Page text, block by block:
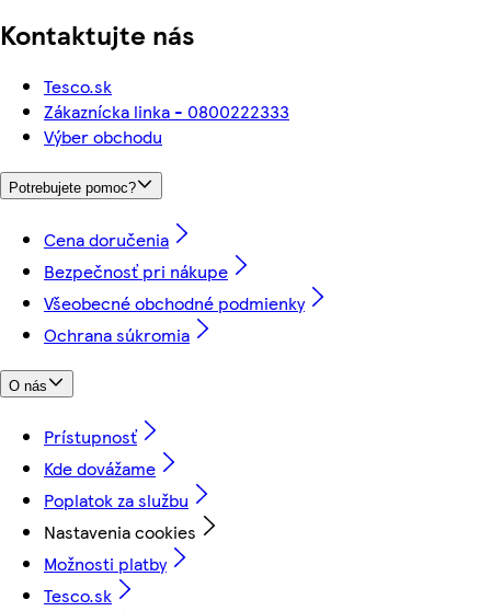
Kontaktujte nás
Tesco.sk
Zákaznícka linka - 0800222333
Výber obchodu
Potrebujete pomoc?
Cena doručenia
Bezpečnosť pri nákupe
Všeobecné obchodné podmienky
Ochrana súkromia
O nás
Prístupnosť
Kde dovážame
Poplatok za službu
Nastavenia cookies
Možnosti platby
Tesco.sk